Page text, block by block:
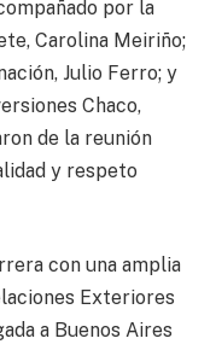
por la
Carolina Meiriño;
Julio Ferro; y
Chaco,
de la reunión
y respeto
con una amplia
Exteriores
a Buenos Aires